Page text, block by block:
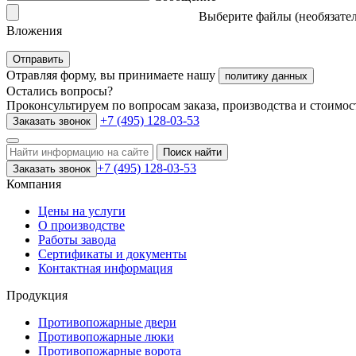
Выберите файлы
Вложения
Отправить
Отравляя форму, вы принимаете нашу политику данных
Остались вопросы?
Проконсультируем по вопросам заказа, производства и
Заказать звонок +7 (495) 128-03-53
Поиск найти
Заказать звонок +7 (495) 128-03-53
Компания
Цены на услуги
О производстве
Работы завода
Сертификаты и документы
Контактная информация
Продукция
Противопожарные двери
Противопожарные люки
Противопожарные ворота